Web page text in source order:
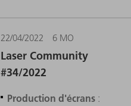
22/04/2022 6 MO
Laser Community
#34/2022
Production d'écrans :